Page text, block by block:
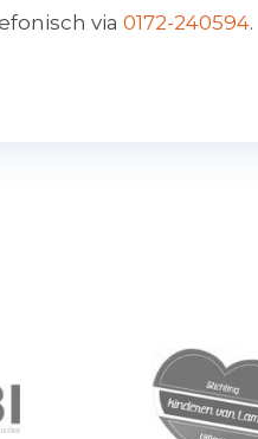
via 0172-240594.